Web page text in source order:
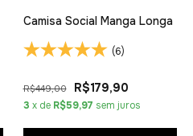
Camisa Social Manga Longa
(6)
R$449,00 R$179,90
3 x de R$59,97 sem juros